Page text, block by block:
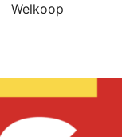
Welkoop